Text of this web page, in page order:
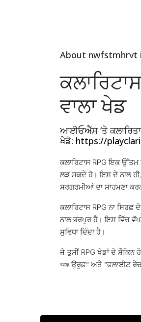
About nwfstmhrvt
ਵਾਲਾ ਖੇਡ
ਆਈਓਐੱਸ ’ਤੇ
ਖੇਡੋ: https://
ਕਲਾਰਿਟਾਸ RPG ਇਕ
ਲੜ ਸਕਦੇ ਹੋ। ਇਸ ਦੇ ਨਾਲ
ਸਰਗਰਮੀਆਂ ਦਾ ਸਾਹਮਣਾ
ਕਲਾਰਿਟਾਸ RPG ਨਾ
ਨਾਲ ਭਰਪੂਰ ਹੈ। ਇਸ ਵਿੱਚ
ਸੁਵਿਧਾ ਦਿੰਦਾ ਹੈ।
ਜੇ ਤੁਸੀਂ RPG ਖੇਡਾਂ ਦੇ ਸ਼ੌਕਿਨ
অফ ਉਰੂਫ਼” ਅਤੇ ”ਫਲਾਈਟ